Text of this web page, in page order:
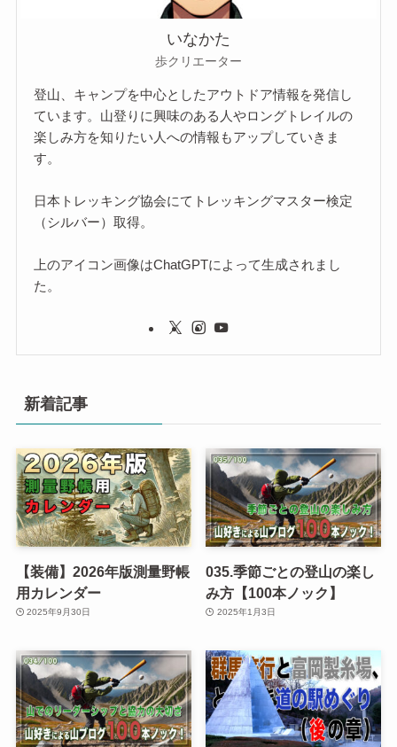
いなかた
歩クリエーター
登山、キャンプを中心としたアウトドア情報を発信し
ています。山登りに興味のある人やロングトレイルの
楽しみ方を知りたい人への情報もアップしていきま
す。
日本トレッキング協会にてトレッキングマスター検定
（シルバー）取得。
上のアイコン画像はChatGPTによって生成されまし
た。
新着記事
【装備】2026年版測量野帳
用カレンダー
2025年9月30日
035.季節ごとの登山の楽し
み方【100本ノック】
2025年1月3日